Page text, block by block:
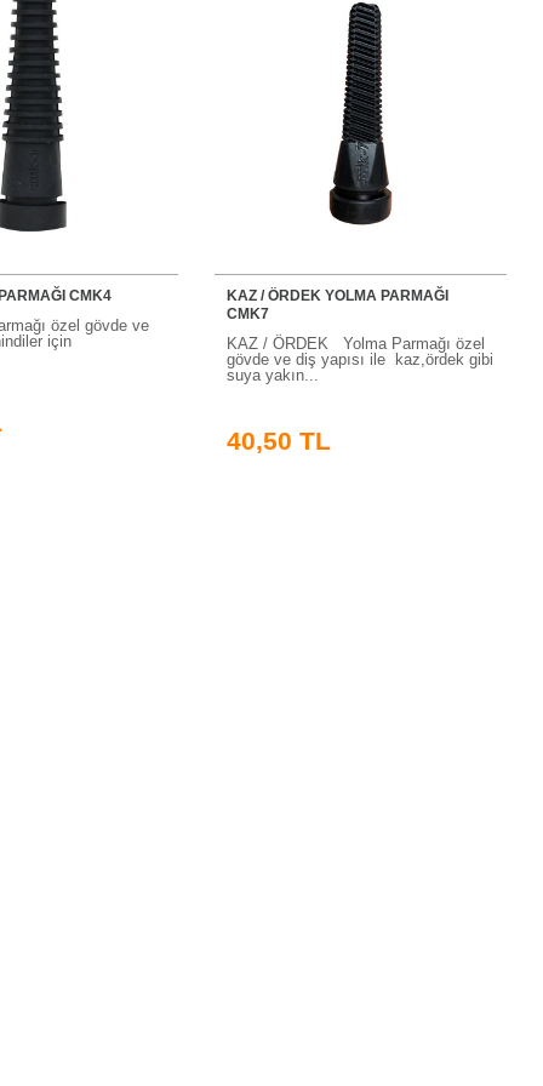
CMK4
özel gövde ve
için
KAZ / ÖRDEK YOLMA PARMAĞI
CMK7
KAZ / ÖRDEK Yolma Parmağı özel
gövde ve diş yapısı ile kaz,ördek gibi
suya yakın...
40,50 TL